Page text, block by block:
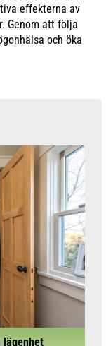
effekterna av
Genom att följa
och öka
lägenhet